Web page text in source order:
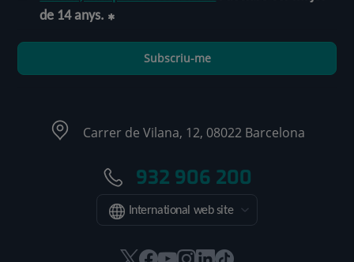
de 14 anys.
Subscriu-me
Carrer de Vilana, 12, 08022 Barcelona
932 906 200
International web site
AquestAquestAquestAquest
AquestEnllaç